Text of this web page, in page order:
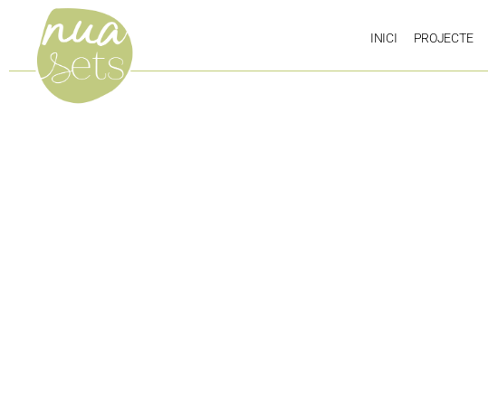
INICI PROJECTE